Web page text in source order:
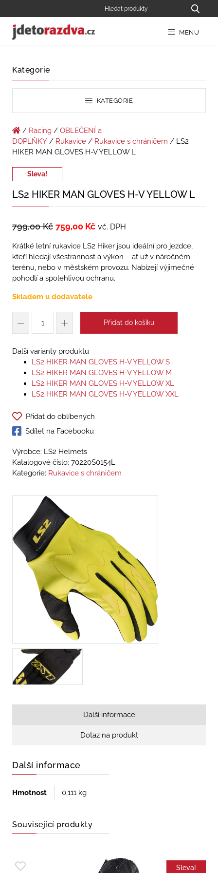
MENU
Kategorie
KATEGORIE
/ Racing / OBLEČENÍ a
DOPLŇKY / Rukavice / Rukavice s chráničem / LS2
HIKER MAN GLOVES H-V YELLOW L
Sleva!
LS2 HIKER MAN GLOVES H-V YELLOW L
799,00Kč 759,00 Kč vč. DPH
Krátké letní rukavice LS2 Hiker jsou ideální pro jezdce,
kteří hledají všestrannost a výkon – ať už v náročném
terénu, nebo v městském provozu. Nabízejí výjimečné
pohodlí a spolehlivou ochranu.
Skladem u dodavatele
Přidat do košíku
Další varianty produktu
LS2 HIKER MAN GLOVES H-V YELLOW S
LS2 HIKER MAN GLOVES H-V YELLOW M
LS2 HIKER MAN GLOVES H-V YELLOW XL
LS2 HIKER MAN GLOVES H-V YELLOW XXL
Přidat do oblíbených
Sdílet na Facebooku
Výrobce: LS2 Helmets
Katalogové číslo: 70220S0154L
Kategorie: Rukavice s chráničem
Další informace
Dotaz na produkt
Další informace
Hmotnost 0,111 kg
Související produkty
Sleva!